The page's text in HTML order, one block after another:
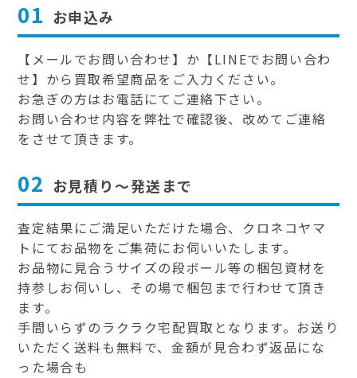
01 お申込み
【メールでお問い合わせ】か【LINEでお問い合わ
せ】から買取希望商品をご入力ください。
お急ぎの方はお電話にてご連絡下さい。
お問い合わせ内容を弊社で確認後、改めてご連絡
をさせて頂きます。
02 お見積り～発送まで
査定結果にご満足いただけた場合、クロネコヤマ
トにてお品物をご集荷にお伺いいたします。
お品物に見合うサイズの段ボール等の梱包資材を
持参しお伺いし、その場で梱包まで行わせて頂き
ます。
手間いらずのラクラク宅配買取となります。お送り
いただく送料も無料で、金額が見合わず返品にな
った場合も